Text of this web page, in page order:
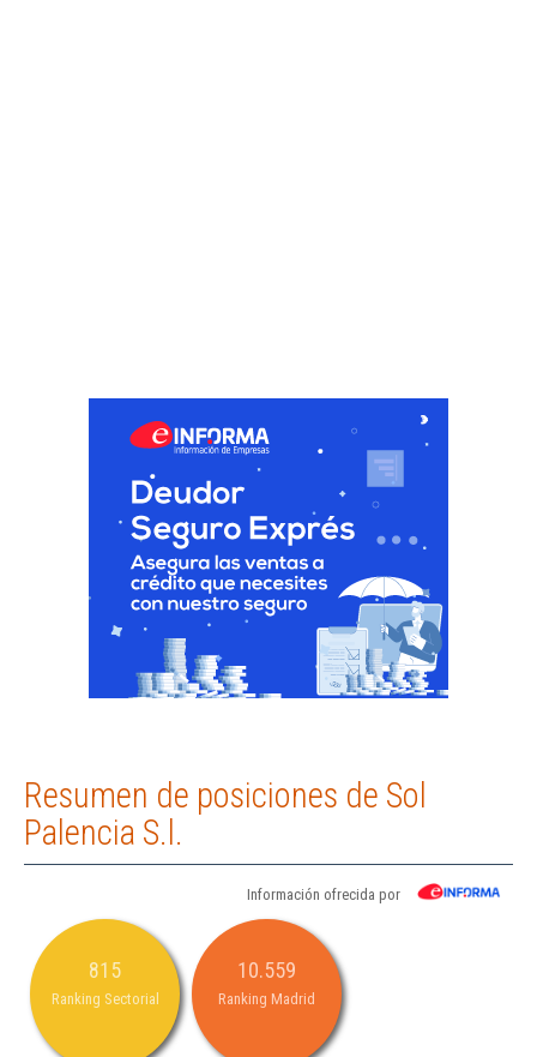
Resumen de posiciones de Sol
Palencia S.l.
Información ofrecida por
815
Ranking Sectorial
10.559
Ranking Madrid